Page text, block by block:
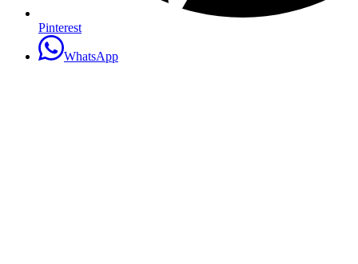
Pinterest
WhatsApp